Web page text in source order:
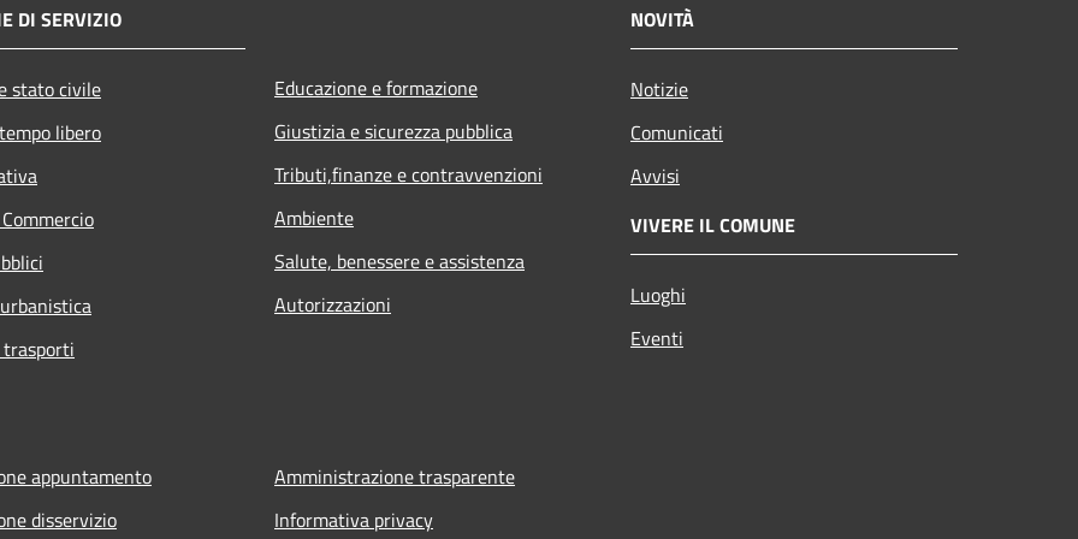
DI SERVIZIO
stato civile
libero
Educazione e formazione
Giustizia e sicurezza pubblica
Tributi,finanze e contravvenzioni
Ambiente
Salute, benessere e assistenza
Autorizzazioni
NOVITÀ
Notizie
Comunicati
Avvisi
VIVERE IL COMUNE
Luoghi
Eventi
appuntamento
disservizio
Amministrazione trasparente
Informativa privacy